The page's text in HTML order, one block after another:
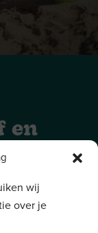
wij
over je
en
voor
en de